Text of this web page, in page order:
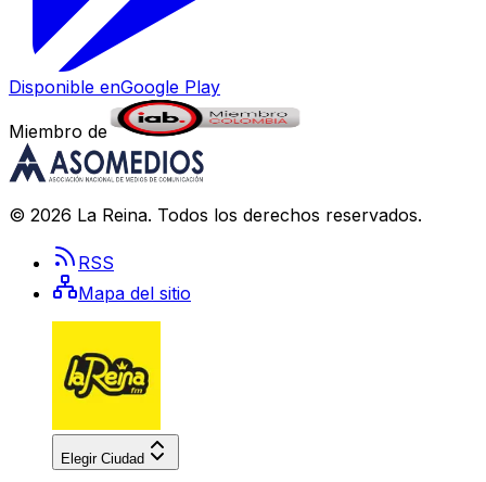
Disponible enGoogle Play
Miembro de
© 2026 La Reina. Todos los derechos reservados.
RSS
Mapa del sitio
Elegir Ciudad